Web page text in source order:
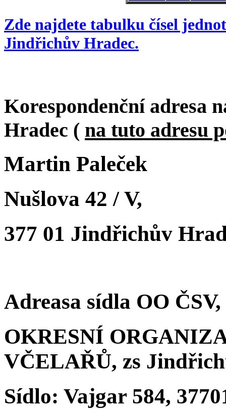
Zde najdete tabulku čísel
Jindřichův Hradec.
Korespondenční adresa
Hradec ( na tuto adresu
Martin Paleček
Nušlova 42 / V,
377 01 Jindřichův
Adreasa sídla OO ČSV,
OKRESNÍ
VČELAŘŮ, zs
Sídlo: Vajgar 584,